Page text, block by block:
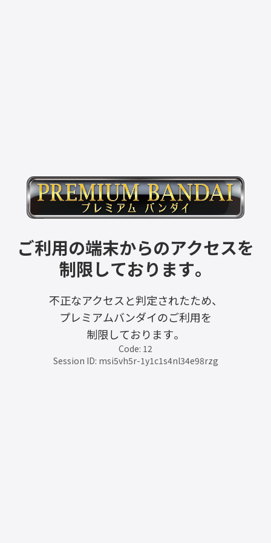
ご利用の端末からのアクセスを
制限しております。
不正なアクセスと判定されたため、
プレミアムバンダイのご利用を
制限しております。
Code: 12
Session ID: msi5vh5r-1y1c1s4nl34e98rzg